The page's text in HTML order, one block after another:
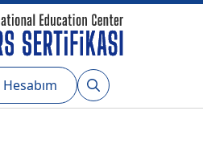
Hesabım
Search